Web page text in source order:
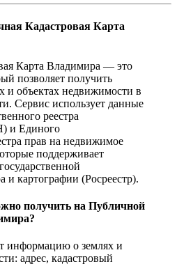
Кадастровая Карта
Карта Владимира — это
позволяет получить
и объектах недвижимости в
Сервис использует данные
реестра
и Единого
прав на недвижимое
поддерживает
и картографии (Росреестр).
получить на Публичной
информацию о землях и
адрес, кадастровый